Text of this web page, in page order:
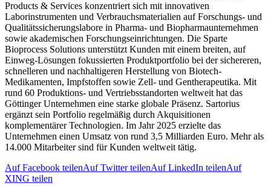
Products & Services konzentriert sich mit innovativen
Laborinstrumenten und Verbrauchsmaterialien auf Forschungs- und
Qualitätssicherungslabore in Pharma- und Biopharmaunternehmen
sowie akademischen Forschungseinrichtungen. Die Sparte
Bioprocess Solutions unterstützt Kunden mit einem breiten, auf
Einweg-Lösungen fokussierten Produktportfolio bei der sichereren,
schnelleren und nachhaltigeren Herstellung von Biotech-
Medikamenten, Impfstoffen sowie Zell- und Gentherapeutika. Mit
rund 60 Produktions- und Vertriebsstandorten weltweit hat das
Göttinger Unternehmen eine starke globale Präsenz. Sartorius
ergänzt sein Portfolio regelmäßig durch Akquisitionen
komplementärer Technologien. Im Jahr 2025 erzielte das
Unternehmen einen Umsatz von rund 3,5 Milliarden Euro. Mehr als
14.000 Mitarbeiter sind für Kunden weltweit tätig.
Auf Facebook teilenAuf Twitter teilenAuf LinkedIn teilenAuf
XING teilen